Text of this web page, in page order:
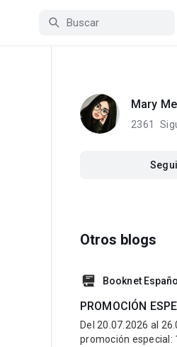
Mary
2361
Otros blogs
Booknet Español
PROMOCIÓN
Del 20.07.2026 al
promoción especial: